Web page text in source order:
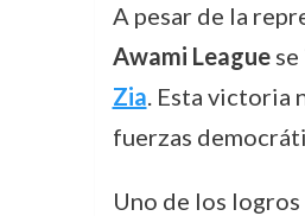
A pesar de la
Awami Leaguese
Zia. Esta victoria
fuerzas
Uno de los